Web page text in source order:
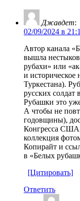
Джавдет:
02/09/2024 в
Автор канала
вышла
рубахи» или
и историческое
Туркестана).
русских солдат
Рубашки это
А чтобы не
годовщины),
Конгресса США,
коллекция
Копирайт и
в «Белых
[Цитировать]
Ответить